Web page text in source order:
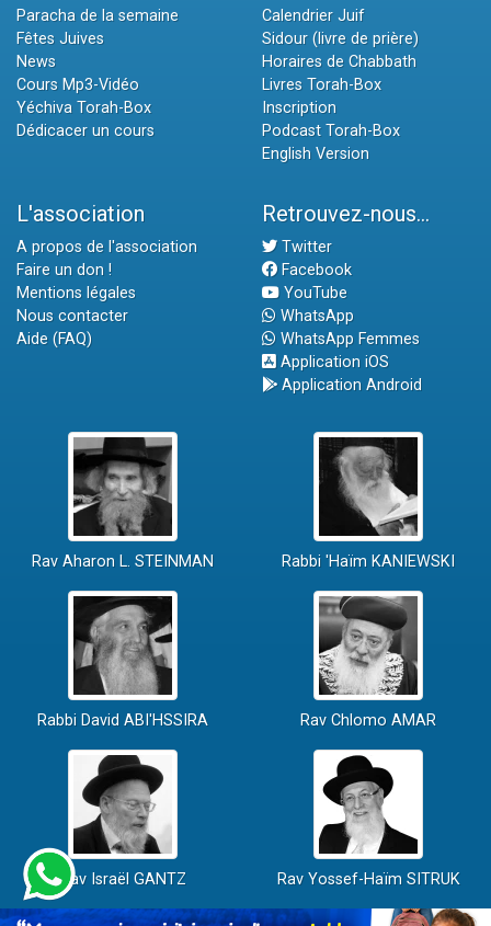
Paracha de la semaine
Fêtes Juives
News
Cours Mp3-Vidéo
Yéchiva Torah-Box
Dédicacer un cours
Calendrier Juif
Sidour (livre de prière)
Horaires de Chabbath
Livres Torah-Box
Inscription
Podcast Torah-Box
English Version
L'association
A propos de l'association
Faire un don !
Mentions légales
Nous contacter
Aide (FAQ)
Retrouvez-nous...
Twitter
Facebook
YouTube
WhatsApp
WhatsApp Femmes
Application iOS
Application Android
Rav Aharon L. STEINMAN Rabbi 'Haïm KANIEWSKI
Rabbi David ABI'HSSIRA Rav Chlomo AMAR
Rav Israël GANTZ Rav Yossef-Haïm SITRUK